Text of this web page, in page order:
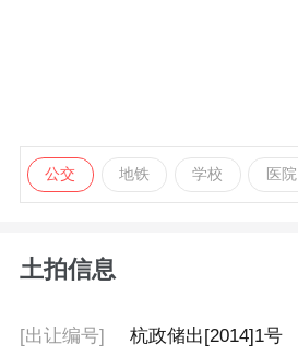
公交 地铁 学校 医院
土拍信息
[出让编号]
杭政储出[2014]1号